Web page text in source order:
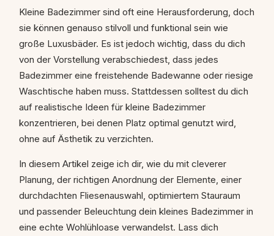
Kleine Badezimmer sind oft eine Herausforderung, doch
sie können genauso stilvoll und funktional sein wie
große Luxusbäder. Es ist jedoch wichtig, dass du dich
von der Vorstellung verabschiedest, dass jedes
Badezimmer eine freistehende Badewanne oder riesige
Waschtische haben muss. Stattdessen solltest du dich
auf realistische Ideen für kleine Badezimmer
konzentrieren, bei denen Platz optimal genutzt wird,
ohne auf Ästhetik zu verzichten.
In diesem Artikel zeige ich dir, wie du mit cleverer
Planung, der richtigen Anordnung der Elemente, einer
durchdachten Fliesenauswahl, optimiertem Stauraum
und passender Beleuchtung dein kleines Badezimmer in
eine echte Wohlühloase verwandelst. Lass dich